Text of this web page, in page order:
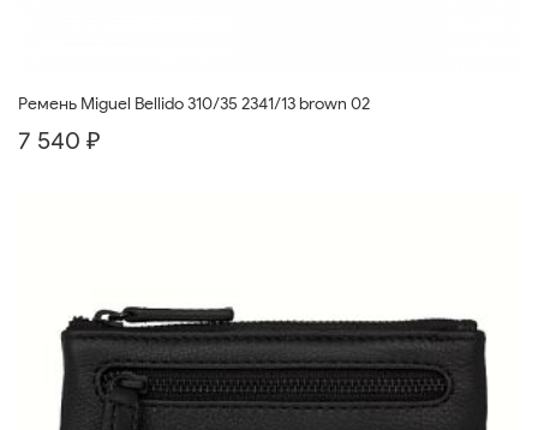
Ремень Miguel Bellido 310/35 2341/13 brown 02
7 540 ₽